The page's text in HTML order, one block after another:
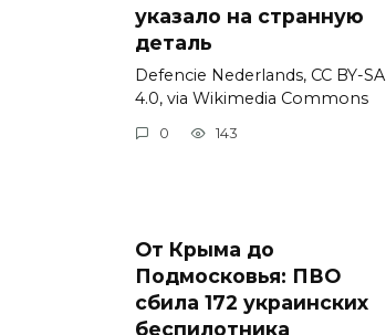
указало на странную
деталь
Defencie Nederlands, CC BY-SA
4.0, via Wikimedia Commons
0 143
От Крыма до
Подмосковья: ПВО
сбила 172 украинских
беспилотника